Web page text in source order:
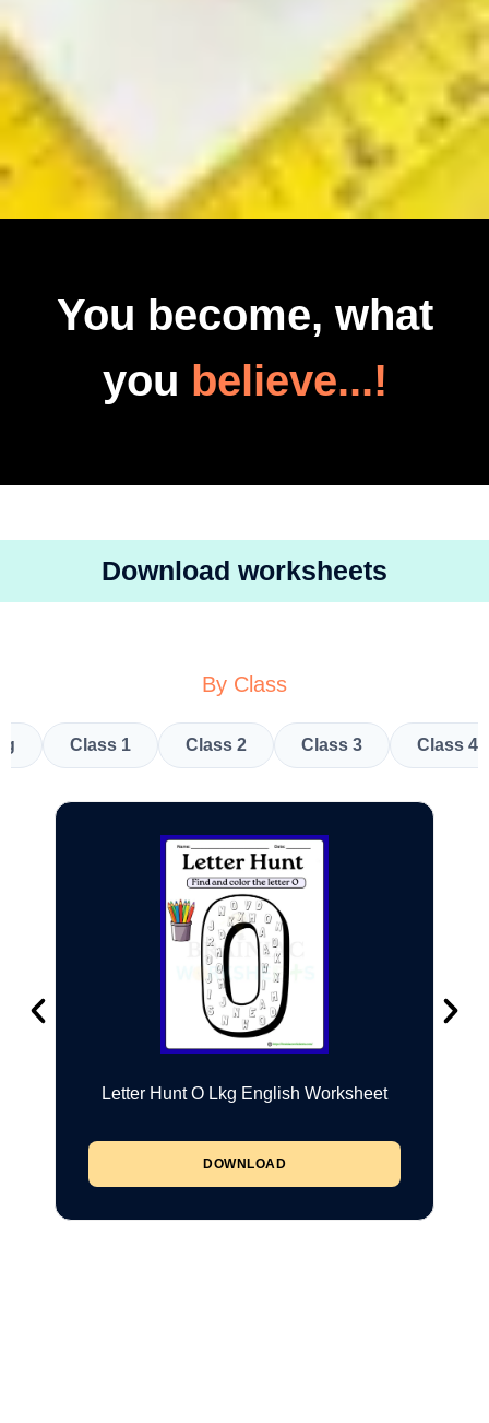
You become, what
you believe...!
Download worksheets
By Class
Class 1 Class 2 Class 3 Class 4
Letter Hunt O Lkg English Worksheet
DOWNLOAD